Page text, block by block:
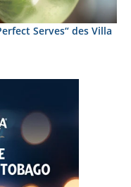
Serves“ des Villa